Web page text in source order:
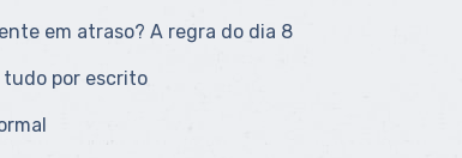
em atraso? A regra do dia 8
tudo por escrito